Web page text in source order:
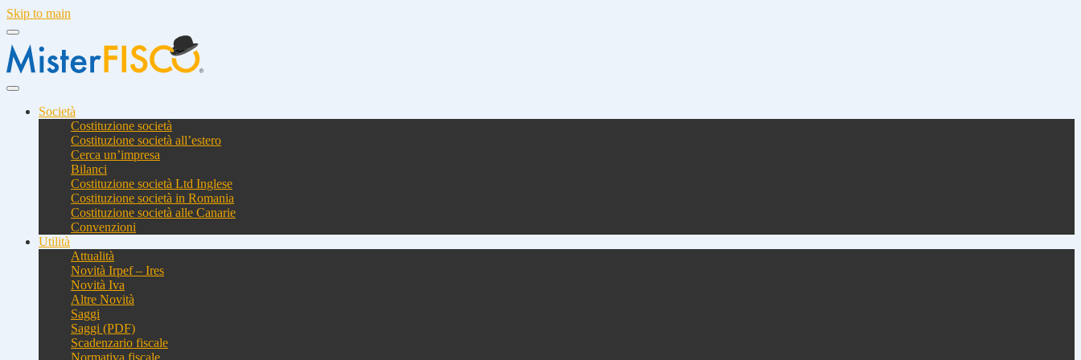
Skip to main
Società
Costituzione società
Costituzione società all’estero
Cerca un’impresa
Bilanci
Costituzione società Ltd Inglese
Costituzione società in Romania
Costituzione società alle Canarie
Convenzioni
Utilità
Attualità
Novità Irpef – Ires
Novità Iva
Altre Novità
Saggi
Saggi (PDF)
Scadenzario fiscale
Normativa fiscale